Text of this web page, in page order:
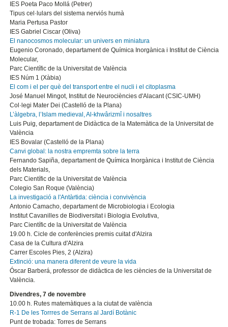
IES Poeta Paco Mollá (Petrer)
Tipus cel·lulars del sistema nerviós humà
Maria Pertusa Pastor
IES Gabriel Ciscar (Oliva)
El nanocosmos molecular: un univers en miniatura
Eugenio Coronado, departament de Química Inorgànica i Institut de Ciència
Molecular,
Parc Científic de la Universitat de València
IES Núm 1 (Xàbia)
El com i el per què del transport entre el nucli i el citoplasma
José Manuel Mingot, Institut de Neurociències d'Alacant (CSIC-UMH)
Col·legi Mater Dei (Castelló de la Plana)
L’àlgebra, l’Islam medieval, Al-khwârizmî i nosaltres
Luis Puig, departament de Didàctica de la Matemàtica de la Universitat de
València
IES Bovalar (Castelló de la Plana)
Canvi global: la nostra empremta sobre la terra
Fernando Sapiña, departament de Química Inorgànica i Institut de Ciència
dels Materials,
Parc Científic de la Universitat de València
Colegio San Roque (València)
La investigació a l'Antàrtida: ciència i convivència
Antonio Camacho, departament de Microbiologia i Ecologia
Institut Cavanilles de Biodiversitat i Biologia Evolutiva,
Parc Científic de la Universitat de València
19.00 h. Cicle de conferències premis cuitat d'Alzira
Casa de la Cultura d'Alzira
Carrer Escoles Pies, 2 (Alzira)
Extinció: una manera diferent de veure la vida
Óscar Barberá, professor de didàctica de les ciències de la Universitat de
València.
Divendres, 7 de novembre
10.00 h. Rutes matemàtiques a la ciutat de valència
R-1 De les Torrres de Serrans al Jardí Botànic
Punt de trobada: Torres de Serrans